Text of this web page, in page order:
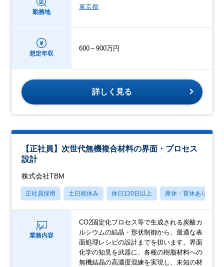
勤務地
東京都
想定年収
600～900万円
詳しく見る
【正社員】次世代無機複合材料の界面・プロセス
設計
株式会社TBM
正社員採用 土日祝休み 休日120日以上 産休・育休あり
業務内容
CO2固定化プロセス等で生成される炭酸カ
ルシウムの結晶・形状制御から、最適な表
面処理レシピの設計までを担います。界面
化学の知見を武器に、各種の樹脂材料への
無機結晶の高濃度混練を実現し、未知の材